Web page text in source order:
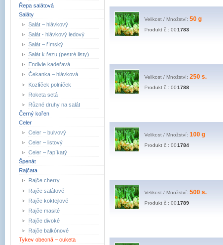
Řepa salátová
Saláty
Salát – hlávkový
Salát - hlávkový ledový
Salát – římský
Salát k řezu (pestré listy)
Endivie kadeřavá
Čekanka – hlávková
Kozlíček polníček
Roketa setá
Různé druhy na salát
Černý kořen
Celer
Celer – bulvový
Celer – listový
Celer – řapíkatý
Špenát
Rajčata
Rajče cherry
Rajče salátové
Rajče koktejlové
Rajče masité
Rajče divoké
Rajče balkónové
Tykev obecná – cuketa
Velikost / Množství: 50 g
Produkt č.: 001783
Velikost / Množství: 250 s.
Produkt č.: 001788
Velikost / Množství: 100 g
Produkt č.: 001784
Velikost / Množství: 500 s.
Produkt č.: 001789